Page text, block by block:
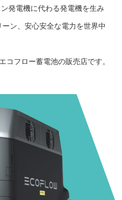
発電機に代わる発電機を生み
ン、安心安全な電力を世界中
コフロー蓄電池の販売店です。